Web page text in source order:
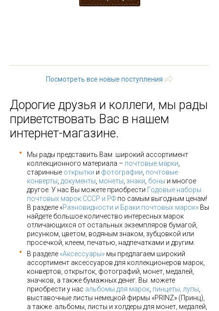
Посмотреть все новые поступления
Дорогие друзья и коллеги, мы рады
приветствовать Вас в нашем
интернет-магазине.
Мы рады представить Вам широкий ассортимент
коллекционного материала – почтовые марки
старинные открытки и фотографии почтовые
конверты документы монеты знаки боны и многое
другое. У нас Вы можете приобрести Годовые наборы
почтовых марок СССР и РФ по самым выгодным ценам!
В разделе «Разновидности и Браки почтовых марок» Вы
найдете большое количество интересных марок
отличающихся от остальных экземпляров бумагой,
рисунком, цветом, водяным знаком, зубцовкой или
просечкой, клеем, печатью, надпечатками и другим.
В разделе «Аксессуары» мы предлагаем широкий
ассортимент аксессуаров для коллекционеров марок,
конвертов, открыток, фотографий, монет, медалей,
значков, а также бумажных денег. Вы можете
приобрести у нас альбомы для марок пинцеты, лупы
выставочные листы немецкой фирмы «PRINZ» (Принц),
а также альбомы, листы и холдеры для монет, медалей,